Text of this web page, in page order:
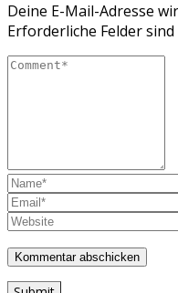
Deine E-Mail-Adresse
Erforderliche Felder